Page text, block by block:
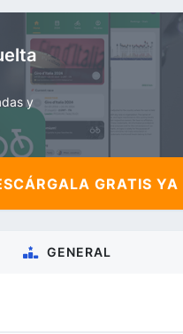
y
GRATIS YA
GENERAL